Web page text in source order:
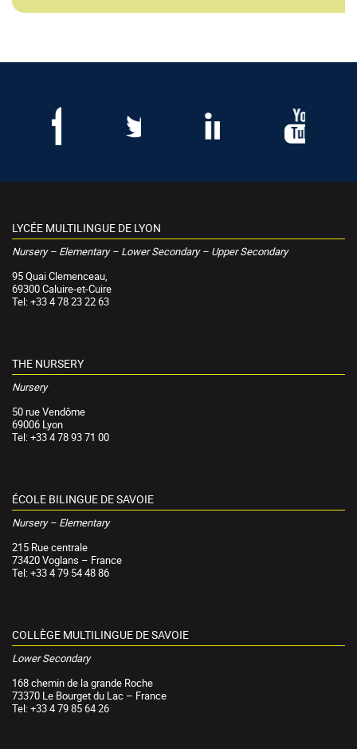
LYCÉE MULTILINGUE DE LYON
Nursery – Elementary – Lower Secondary – Upper Secondary
95 Quai Clemenceau,
69300 Caluire-et-Cuire
Tel: +33 4 78 23 22 63
THE NURSERY
Nursery
50 rue Vendôme
69006 Lyon
Tel: +33 4 78 93 71 00
ÉCOLE BILINGUE DE SAVOIE
Nursery – Elementary
215 Rue centrale
73420 Voglans – France
Tel: +33 4 79 54 48 86
COLLÈGE MULTILINGUE DE SAVOIE
Lower Secondary
168 chemin de la grande Roche
73370 Le Bourget du Lac – France
Tel: +33 4 79 85 64 26